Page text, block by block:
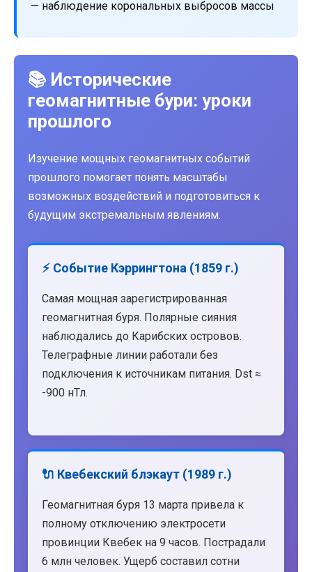
— наблюдение корональных выбросов массы
📚 Исторические
геомагнитные бури: уроки
прошлого
Изучение мощных геомагнитных событий
прошлого помогает понять масштабы
возможных воздействий и подготовиться к
будущим экстремальным явлениям.
⚡ Событие Кэррингтона (1859 г.)
Самая мощная зарегистрированная
геомагнитная буря. Полярные сияния
наблюдались до Карибских островов.
Телеграфные линии работали без
подключения к источникам питания. Dst ≈
-900 нТл.
🔌 Квебекский блэкаут (1989 г.)
Геомагнитная буря 13 марта привела к
полному отключению электросети
провинции Квебек на 9 часов. Пострадали
6 млн человек. Ущерб составил сотни